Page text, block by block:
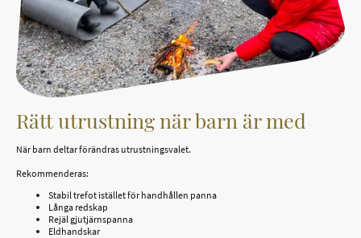
Rätt utrustning när barn är med
När barn deltar förändras utrustningsvalet.
Rekommenderas:
Stabil trefot istället för handhållen panna
Långa redskap
Rejäl gjutjärnspanna
Eldhandskar